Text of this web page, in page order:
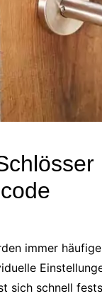
immer
sich schnell